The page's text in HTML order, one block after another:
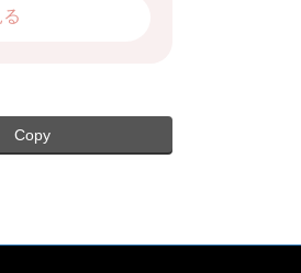
Copy